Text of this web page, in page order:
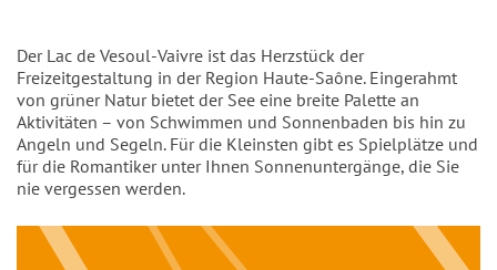
Einleitung
Der Lac de Vesoul-Vaivre ist das Herzstück der
Freizeitgestaltung in der Region Haute-Saône. Eingerahmt
von grüner Natur bietet der See eine breite Palette an
Aktivitäten – von Schwimmen und Sonnenbaden bis hin zu
Angeln und Segeln. Für die Kleinsten gibt es Spielplätze und
für die Romantiker unter Ihnen Sonnenuntergänge, die Sie
nie vergessen werden.
Inhalt